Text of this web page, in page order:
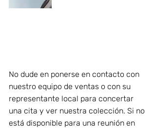
No dude en ponerse en contacto con
nuestro equipo de ventas o con su
representante local para concertar
una cita y ver nuestra colección. Si no
está disponible para una reunión en